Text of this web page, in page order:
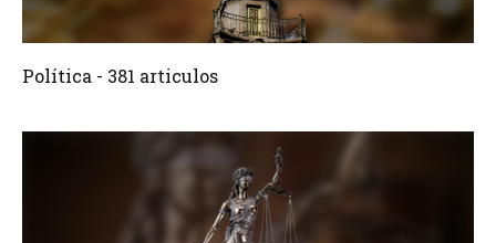
381 Articulos
Política - 381 articulos